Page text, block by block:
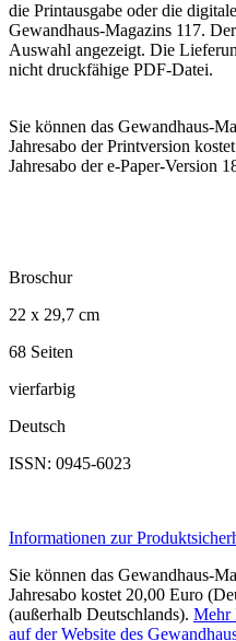
die Printausgabe oder die
Gewandhaus-Magazins 117.
Auswahl angezeigt. Die
nicht druckfähige PDF-Datei.
Sie können das Gewandhaus-
Jahresabo der Printversion
Jahresabo der e-Paper-Version
Broschur
22 x 29,7 cm
68 Seiten
vierfarbig
Deutsch
ISSN: 0945-6023
Informationen zur
Sie können das Gewandhaus-
Jahresabo kostet 20,00 Euro
(außerhalb Deutschlands). Mehr
auf der Website des